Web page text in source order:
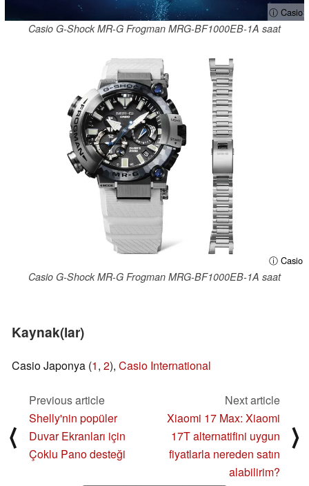
ⓘ Casio
Casio G-Shock MR-G Frogman MRG-BF1000EB-1A saat
ⓘ Casio
Casio G-Shock MR-G Frogman MRG-BF1000EB-1A saat
Kaynak(lar)
Casio Japonya (1, 2), Casio International
⟨
Previous article
Shelly'nin popüler
Duvar Ekranları için
Çoklu Pano desteği
Next article
Xiaomi 17 Max: Xiaomi
17T alternatifini uygun
fiyatlarla nereden satın
alabilirim?
⟩